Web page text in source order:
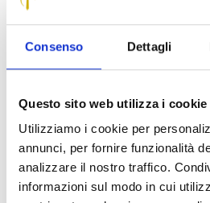
Consenso Dettagli
Questo sito web utilizza i cookie
Utilizziamo i cookie per
annunci, per fornire funzionalità
analizzare il nostro traffico.
informazioni sul modo in cui
Nottolini», che insieme alla
ciclabilità del Comune.
larghezza di 2,5 metri, posto a
presenti. Sul “lato Mura” sarà
terra per la raccolta delle acque
linea della circonvallazione
e nuove alberature. Sempre in
carrabile è previsto l’inserimento